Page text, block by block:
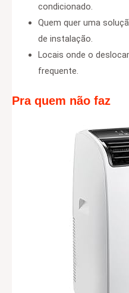
condicionado.
Quem quer uma
de instalação.
Locais onde o
frequente.
Pra quem não faz